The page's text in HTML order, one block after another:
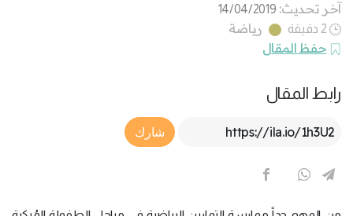
آخر تحديث: 14/04/2019
2 دقيقة
رياضة
حفظ المقال
رابط المقال
Article Link
شارك